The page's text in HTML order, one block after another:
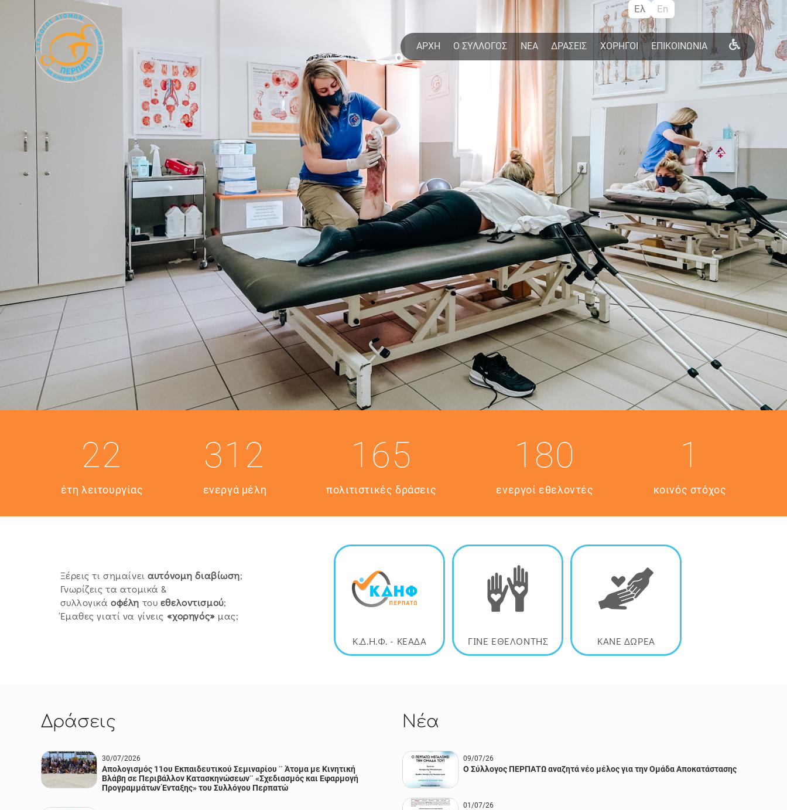
κυρίως
περιεχόμενο
ΑΡΧΗ Ο ΣΥΛΛΟΓΟΣ ΝΕΑ ΔΡΑΣΕΙΣ ΧΟΡΗΓΟΙ ΕΠΙΚΟΙΝΩΝΙΑ
Ελ En
έτη λειτουργίας
22
ενεργά μέλη
312
πολιτιστικές δράσεις
165
ενεργοί εθελοντές
180
κοινός στόχος
1
Ξέρεις τι σημαίνειαυτόνομη διαβίωση;
Γνωρίζεις τα ατομικά &
συλλογικάοφέλη του εθελοντισμού;
Έμαθες γιατί να γίνεις «χορηγός» μας;
Κ.Δ.Η.Φ. - ΚΕΑΔΑ
ΓΙΝΕ ΕΘΕΛΟΝΤΗΣ ΚΑΝΕ ΔΩΡΕΑ
Δράσεις
30/07/2026
Απολογισμός 11ου Εκπαιδευτικού Σεμιναρίου ¨ Άτομα με Κινητική
Βλάβη σε Περιβάλλον Κατασκηνώσεων¨ «Σχεδιασμός και Εφαρμογή
Προγραμμάτων Ένταξης» του Συλλόγου Περπατώ
Νέα
09/07/26
Ο Σύλλογος ΠΕΡΠΑΤΩ αναζητά νέο μέλος για την Ομάδα Αποκατάστασης
01/07/26